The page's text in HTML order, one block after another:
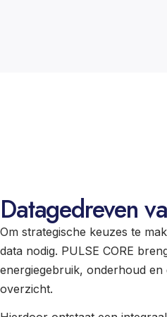
Datagedreven
Om strategische keuzes te
data nodig. PULSE CORE
energiegebruik, onderhoud
overzicht.